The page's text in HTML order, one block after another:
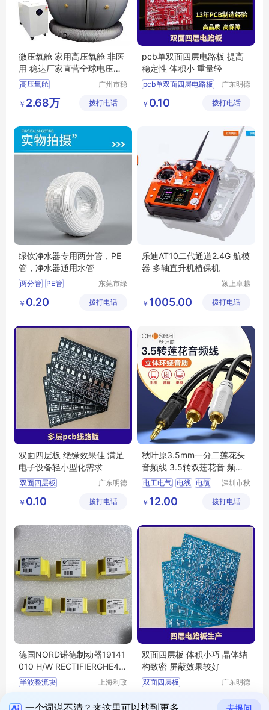
微压氧舱 家用高压氧舱 非医
用 稳达厂家直营全球电压通
用
高压氧舱
广州市稳
限公司
￥ 2.68万 拨打电话
pcb单双面四层电路板 提高
稳定性 体积小 重量轻
pcb单双面四层电路板
单双面四层板
广东明德
有限公司
￥ 0.10 拨打电话
绿饮净水器专用两分管，PE
管，净水器通用水管
两分管 PE管
东莞市绿
备有限公
￥ 0.20 拨打电话
乐迪AT10二代通道2.4G 航模
器 多轴直升机植保机
颍上卓越
有限公司
￥ 1005.00 拨打电话
双面四层板 绝缘效果佳 满足
电子设备轻小型化需求
双面四层板
四层电路板加工
多层pcb线路板
广东明德
有限公司
￥ 0.10 拨打电话
秋叶原3.5mm一分二莲花头
音频线 3.5转双莲花音 频线
QS6721
电工电气 电线 电缆
莲花头音频线
深圳市秋
有限公司
￥ 12.00 拨打电话
德国NORD诺德制动器19141
010 H/W RECTIFIERGHE40
L 230-480V YELLOW半波
整流块
半波整流块
上海利政
有限公司
￥ 360.00
双面四层板 体积小巧 晶体结
构致密 屏蔽效果较好
双面四层板
四层电路板加工
广东明德
￥ 0.10
一个词说不清？来这里可以找到更多